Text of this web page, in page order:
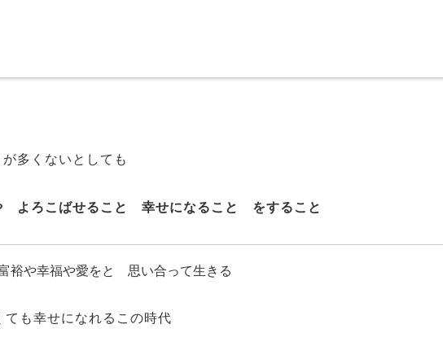
多くないとしても
よろこばせること 幸せになること をすること
裕や幸福や愛をと 思い合って生きる
も幸せになれるこの時代